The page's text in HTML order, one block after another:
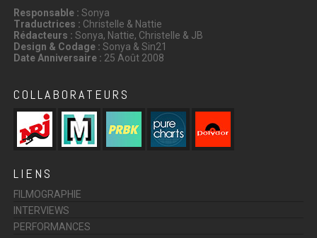
Responsable : Sonya
Traductrices : Christelle & Nattie
Rédacteurs : Sonya, Nattie, Christelle & JB
Design & Codage : Sonya & Sin21
Date Anniversaire : 25 Août 2008
COLLABORATEURS
LIENS
FILMOGRAPHIE
INTERVIEWS
PERFORMANCES